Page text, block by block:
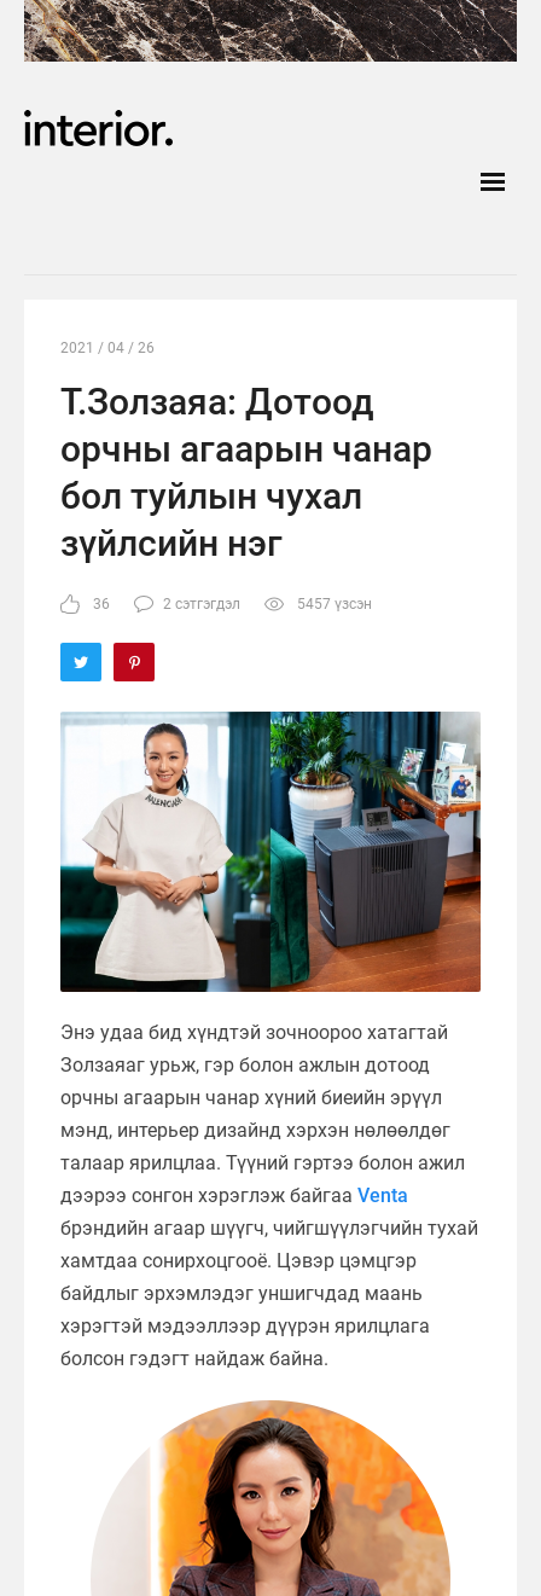
2021 / 04 / 26
Т.Золзаяа: Дотоод
орчны агаарын чанар
бол туйлын чухал
зүйлсийн нэг
36 2 сэтгэгдэл 5457 үзсэн
Энэ удаа бид хүндтэй зочноороо хатагтай
Золзаяаг урьж, гэр болон ажлын дотоод
орчны агаарын чанар хүний биеийн эрүүл
мэнд, интерьер дизайнд хэрхэн нөлөөлдөг
талаар ярилцлаа. Түүний гэртээ болон ажил
дээрээ сонгон хэрэглэж байгаа Venta
брэндийн агаар шүүгч, чийгшүүлэгчийн тухай
хамтдаа сонирхоцгооё. Цэвэр цэмцгэр
байдлыг эрхэмлэдэг уншигчдад маань
хэрэгтэй мэдээллээр дүүрэн ярилцлага
болсон гэдэгт найдаж байна.